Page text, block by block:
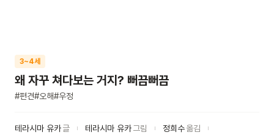
3~4세
왜 자꾸 쳐다보는 거지? 뻐끔뻐끔
#편견#오해#우정
테라시마 유카글 테라시마 유카그림 정희수옮김